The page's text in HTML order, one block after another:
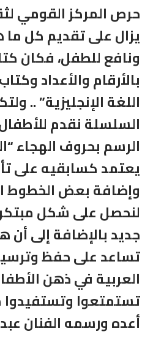
حرص المركز القومي
يزال على تقديم كل
ونافع للطفل، فكان
بالأرقام والأعداد
اللغة الإنجليزية” ..
السلسلة نقدم
الرسم بحروف الهجاء
يعتمد كسابقيه على
وإضافة بعض الخطوط
لنحصل على شكل
جديد بالإضافة إلى أن
تساعد على حفظ
العربية في ذهن
تستمتعوا وتستفيدوا
أعده ورسمه الفنان